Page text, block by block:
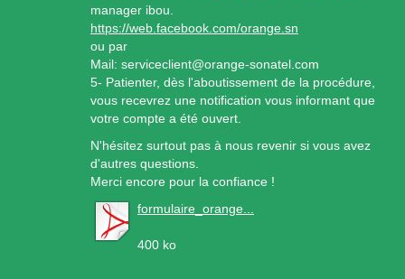
manager ibou.
https://web.facebook.com/orange.sn
ou par
Mail: serviceclient@orange-sonatel.com
5- Patienter, dès l'aboutissement de la procédure,
vous recevrez une notification vous informant que
votre compte a été ouvert.
N'hésitez surtout pas à nous revenir si vous avez
d'autres questions.
Merci encore pour la confiance !
formulaire_orange...
400 ko